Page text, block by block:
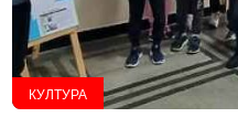
КУЛТУРА